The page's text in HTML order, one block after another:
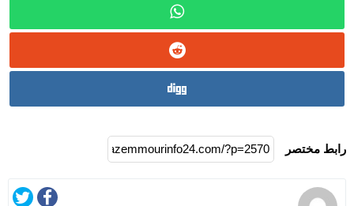
رابط مختصر